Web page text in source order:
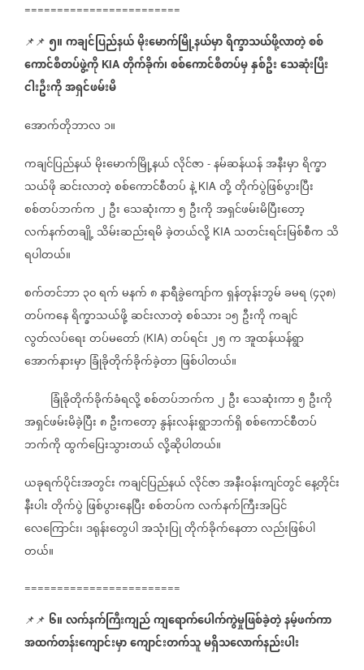
========================
📌📌 ၅။ကချင်ပြည်နယ်မိုးမောက်မြို့နယ်မှာရိက္ခာသယ်ဖို့လာတဲ့စစ်
ကောင်စီတပ်ဖွဲ့ကို KIA တိုက်ခိုက်၊စစ်ကောင်စီတပ်မှနှစ်ဦးသေဆုံးပြီး
ငါးဦးကိုအရှင်ဖမ်းမိ
အောက်တိုဘာလ ၁။
ကချင်ပြည်နယ်မိုးမောက်မြို့နယ်လိုင်ဇာ - နမ်ဆန်ယန်အနီးမှာရိက္ခာ
သယ်ဖိုဆင်းလာတဲ့စစ်ကောင်စီတပ်နဲ့ KIA တို့တိုက်ပွဲဖြစ်ပွားပြီး
စစ်တပ်ဘက်က၂ ဦးသေဆုံးကာ၅ ဦးကိုအရှင်ဖမ်းမိပြီးတော့
လက်နက်တချို့သိမ်းဆည်းရမိခဲ့တယ်လို့ KIA သတင်းရင်းမြစ်စီက သိ
ရပါတယ်။
စက်တင်ဘာ၃၀ရက်မနက်၈နာရီခွဲကျော်ကရှန်တုန်းဘွမ်ခမရ (၄၃၈)
တပ်ကနေရိက္ခာသယ်ဖို့ဆင်းလာတဲ့စစ်သား ၁၅ ဦးကိုကချင်
လွတ်လပ်ရေးတပ်မတော် (KIA) တပ်ရင်း၂၅ကအူထန်ယန်ရွာ
အောက်နားမှာခြုံခိုတိုက်ခိုက်ခဲ့တာဖြစ်ပါတယ်။
ခြုံခိုတိုက်ခိုက်ခံရလို့စစ်တပ်ဘက်က၂ ဦးသေဆုံးကာ၅ ဦးကို
အရှင်ဖမ်းမိခဲ့ပြီး၈ဦးကတော့နွန်းလန်းရွာဘက်ရှိစစ်ကောင်စီတပ်
ဘက်ကိုထွက်ပြေးသွားတယ်လို့ဆိုပါတယ်။
ယခုရက်ပိုင်းအတွင်းကချင်ပြည်နယ်လိုင်ဇာအနီးဝန်းကျင်တွင်နေ့တိုင်း
နီးပါးတိုက်ပွဲ ဖြစ်ပွားနေပြီးစစ်တပ်ကလက်နက်ကြီးအပြင်
လေကြောင်း၊ဒရုန်းတွေပါအသုံးပြုတိုက်ခိုက်နေတာလည်းဖြစ်ပါ
တယ်။
========================
📌📌 ၆။လက်နက်ကြီးကျည်ကျရောက်ပေါက်ကွဲမှုဖြစ်ခဲ့တဲ့နမ့်ဖက်ကာ
အထက်တန်းကျောင်းမှာကျောင်းတက်သူမရှိသလောက်နည်းပါး